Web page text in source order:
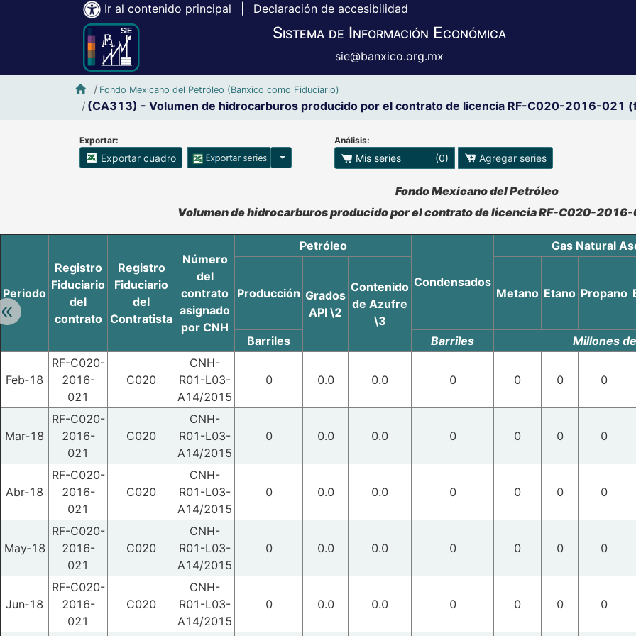
Ir al contenido principal Declaración de accesibilidad
Sistema de Información Económica
sie@banxico.org.mx
Inicio SIE-Banxico
Fondo Mexicano del Petróleo (Banxico como Fiduciario)
(CA313) - Volumen de hidrocarburos producido por el contrato de licencia RF-C020-2016-021
Exportar:
Exportar cuadro Opciones para exportar series
Análisis:
Mis series (0) Agregar series
Retroceder:
Accesibilidad de Cuadros Analíticos, al exportar el cuadro se pueden manipular los datos en XLS
Fondo Mexicano del Petróleo
Volumen de hidrocarburos producido por el contrato de licencia RF-C020-
Periodo
Registro
Fiduciario
del
contrato
Registro
Fiduciario
del
Contratista
Número
del
contrato
asignado
por CNH
Petróleo
Condensados
Gas Natural
Producción Grados
API \2
Contenido
de Azufre
\3
Metano Etano Propano
Barriles
Barriles Millones
Feb‑18
RF-C020-
2016-
021
C020
CNH-
R01-L03-
A14/2015
0 0.0 0.0 0 0 0 0
Mar‑18
RF-C020-
2016-
021
C020
CNH-
R01-L03-
A14/2015
0 0.0 0.0 0 0 0 0
Abr‑18
RF-C020-
2016-
021
C020
CNH-
R01-L03-
A14/2015
0 0.0 0.0 0 0 0 0
May‑18
RF-C020-
2016-
021
C020
CNH-
R01-L03-
A14/2015
0 0.0 0.0 0 0 0 0
Jun‑18
RF-C020-
2016-
021
C020
CNH-
R01-L03-
A14/2015
0 0.0 0.0 0 0 0 0